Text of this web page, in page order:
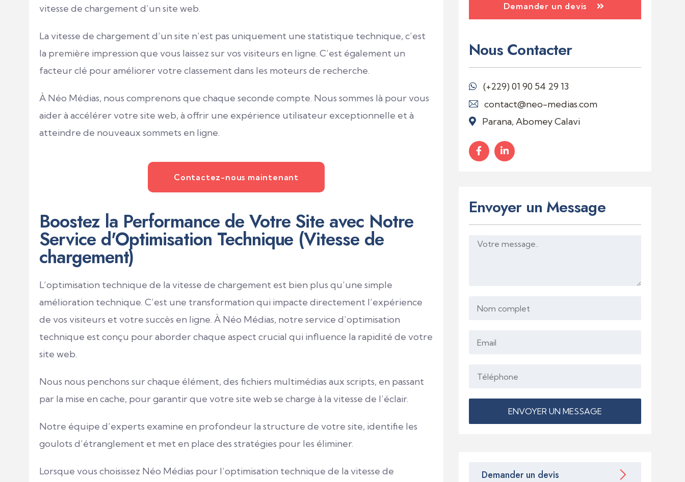
vitesse de chargement d’un site web.
La vitesse de chargement d’un site n’est pas uniquement une statistique technique, c’est
la première impression que vous laissez sur vos visiteurs en ligne. C’est également un
facteur clé pour améliorer votre classement dans les moteurs de recherche.
À Néo Médias, nous comprenons que chaque seconde compte. Nous sommes là pour vous
aider à accélérer votre site web, à offrir une expérience utilisateur exceptionnelle et à
atteindre de nouveaux sommets en ligne.
Contactez-nous maintenant
Boostez la Performance de Votre Site avec Notre
Service d'Optimisation Technique (Vitesse de
chargement)
L’optimisation technique de la vitesse de chargement est bien plus qu’une simple
amélioration technique. C’est une transformation qui impacte directement l’expérience
de vos visiteurs et votre succès en ligne. À Néo Médias, notre service d’optimisation
technique est conçu pour aborder chaque aspect crucial qui influence la rapidité de votre
site web.
Nous nous penchons sur chaque élément, des fichiers multimédias aux scripts, en passant
par la mise en cache, pour garantir que votre site web se charge à la vitesse de l’éclair.
Notre équipe d’experts examine en profondeur la structure de votre site, identifie les
goulots d’étranglement et met en place des stratégies pour les éliminer.
Lorsque vous choisissez Néo Médias pour l’optimisation technique de la vitesse de
Demander un devis
Nous Contacter
(+229)01 90 54 29 13
contact@neo-medias.com
Parana, Abomey Calavi
Envoyer un Message
ENVOYER UN MESSAGE
Demander un devis